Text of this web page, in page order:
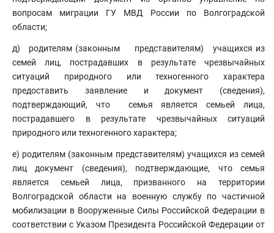
вопросам миграции ГУ МВД России по Волгоградской
области;
д) родителям (законным представителям)
учащихся из
семей лиц, пострадавших в результате чрезвычайных
ситуаций природного или техногенного характера
предоставить заявление и документ (сведения),
подтверждающий, что
семья является семьей лица,
пострадавшего в результате чрезвычайных ситуаций
природного или техногенного характера;
е) родителям (законным представителям) учащихся из семей
лиц документ (сведения), подтверждающие, что семья
является семьей лица, призванного на территории
Волгоградской области на военную службу по частичной
мобилизации в Вооруженные Силы Российской Федерации в
соответствии с Указом Президента Российской Федерации от